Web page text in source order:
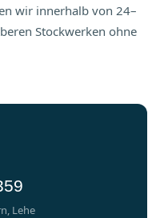
wir innerhalb von 24–
Stockwerken ohne
Lehe